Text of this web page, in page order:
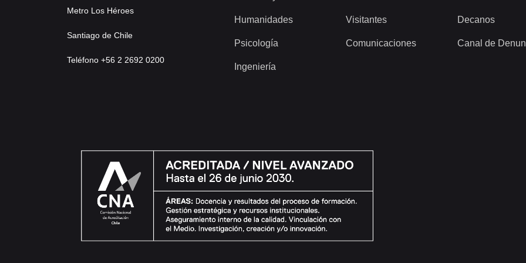
Metro Los Héroes
Santiago de Chile
Teléfono +56 2 2692 0200
Humanidades
Psicología
Ingeniería
Visitantes
Comunicaciones
Decanos
Canal de